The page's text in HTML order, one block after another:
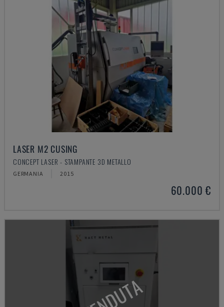
LASER M2 CUSING
CONCEPT LASER - STAMPANTE 3D METALLO
GERMANIA 2015
60.000 €